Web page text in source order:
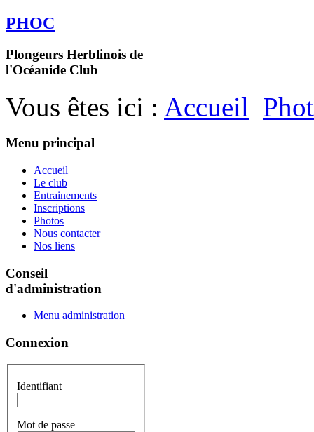
PHOC
Plongeurs Herblinois de
l'Océanide Club
Vous êtes ici : Accueil
Menu principal
Accueil
Le club
Entrainements
Inscriptions
Photos
Nous contacter
Nos liens
Conseil
d'administration
Menu administration
Connexion
Identifiant
Mot de passe